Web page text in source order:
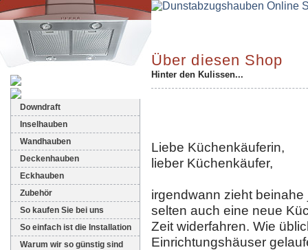
Downdraft
Inselhauben
Wandhauben
Deckenhauben
Eckhauben
Zubehör
So kaufen Sie bei uns
So einfach ist die Installation
Warum wir so günstig sind
Über diesen Shop
Hinter den Kulissen...
Liebe Küchenkäuferin,
lieber Küchenkäufer,
irgendwann zieht
selten auch eine neue
Zeit widerfahren. Wie
Einrichtungshäuser